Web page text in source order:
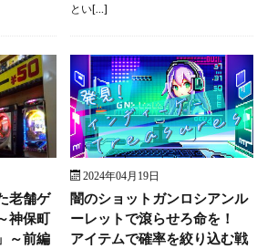
とい[…]
老舗ゲ
神保町
～前編
2024年04月19日
闇のショットガンロシアンル
ーレットで滾らせろ命を！
アイテムで確率を絞り込む戦